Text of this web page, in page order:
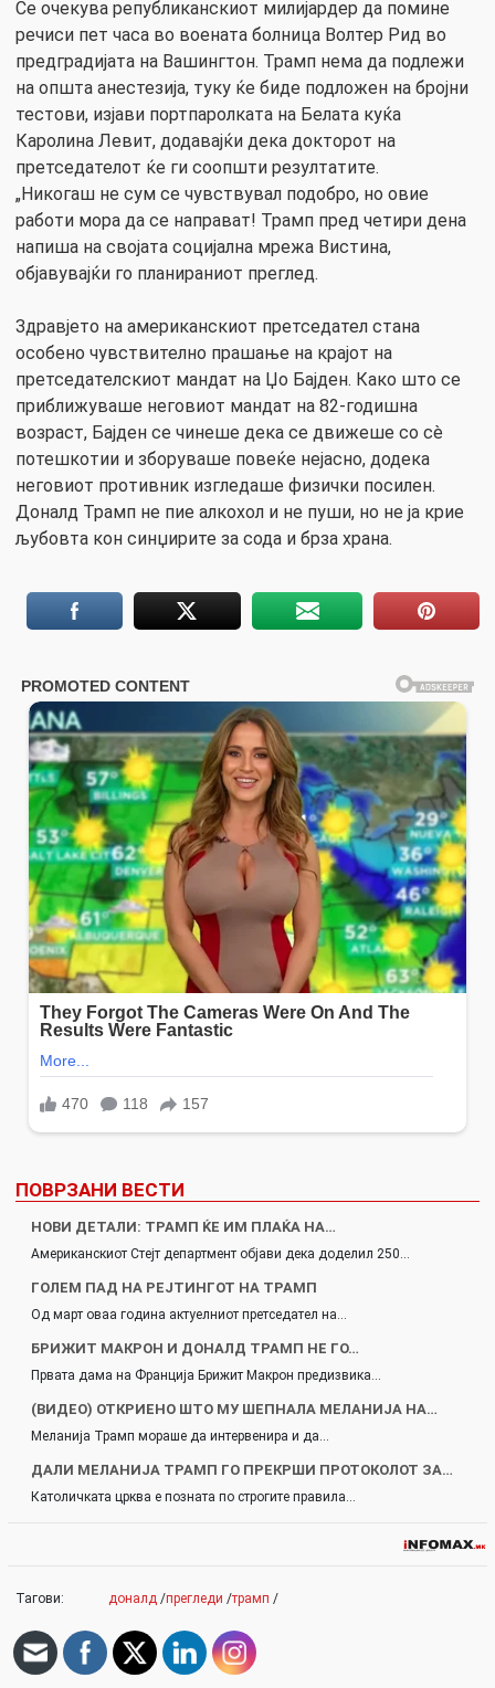
Се очекува републиканскиот милијардер да помине
речиси пет часа во воената болница Волтер Рид во
предградијата на Вашингтон. Трамп нема да подлежи
на општа анестезија, туку ќе биде подложен на бројни
тестови, изјави портпаролката на Белата куќа
Каролина Левит, додавајќи дека докторот на
претседателот ќе ги соопшти резултатите.
„Никогаш не сум се чувствувал подобро, но овие
работи мора да се направат! Трамп пред четири дена
напиша на својата социјална мрежа Вистина,
објавувајќи го планираниот преглед.
Здравјето на американскиот претседател стана
особено чувствително прашање на крајот на
претседателскиот мандат на Џо Бајден. Како што се
приближуваше неговиот мандат на 82-годишна
возраст, Бајден се чинеше дека се движеше со сè
потешкотии и зборуваше повеќе нејасно, додека
неговиот противник изгледаше физички посилен.
Доналд Трамп не пие алкохол и не пуши, но не ја крие
љубовта кон синџирите за сода и брза храна.
ПОВРЗАНИ ВЕСТИ
НОВИ ДЕТАЛИ: ТРАМП ЌЕ ИМ ПЛАЌА НА…
Американскиот Стејт департмент објави дека доделил 250…
ГОЛЕМ ПАД НА РЕЈТИНГОТ НА ТРАМП
Од март оваа година актуелниот претседател на…
БРИЖИТ МАКРОН И ДОНАЛД ТРАМП НЕ ГО…
Првата дама на Франција Брижит Макрон предизвика…
(ВИДЕО) ОТКРИЕНО ШТО МУ ШЕПНАЛА МЕЛАНИЈА НА…
Меланија Трамп мораше да интервенира и да…
ДАЛИ МЕЛАНИЈА ТРАМП ГО ПРЕКРШИ ПРОТОКОЛОТ ЗА…
Католичката црква е позната по строгите правила…
Тагови: доналд /прегледи /трамп /